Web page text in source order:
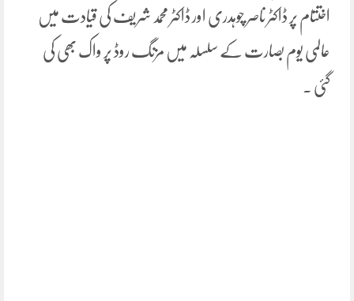
اختتام پر ڈاکٹر ناصر چوہدری اور ڈاکٹر محمد شریف کی قیادت میں
عالمی یوم بصارت کے سلسلہ میں مزنگ روڈ پر واک بھی کی
گئی ۔